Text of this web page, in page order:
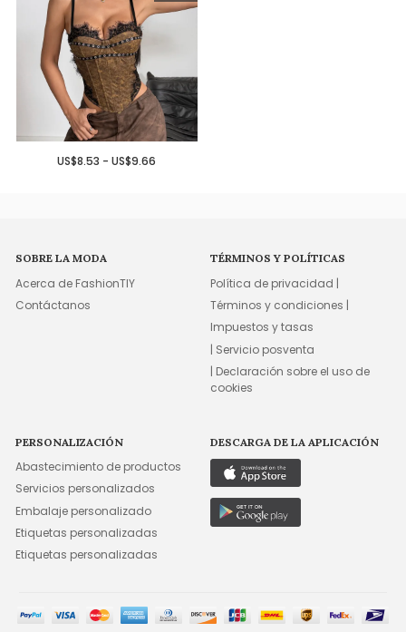
US$8.53 - US$9.66
SOBRE LA MODA
Acerca de FashionTIY
Contáctanos
TÉRMINOS Y POLÍTICAS
Política de privacidad |
Términos y condiciones |
Impuestos y tasas
| Servicio posventa
| Declaración sobre el uso de
cookies
PERSONALIZACIÓN
Abastecimiento de productos
Servicios personalizados
Embalaje personalizado
Etiquetas personalizadas
Etiquetas personalizadas
DESCARGA DE LA APLICACIÓN